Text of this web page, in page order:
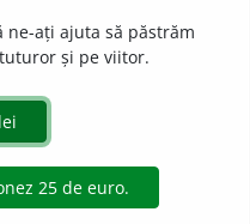
54.
ne-ați ajuta să păstrăm
și pe viitor.